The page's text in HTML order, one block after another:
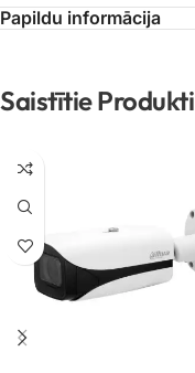
Papildu informācija
Saistītie Produkti